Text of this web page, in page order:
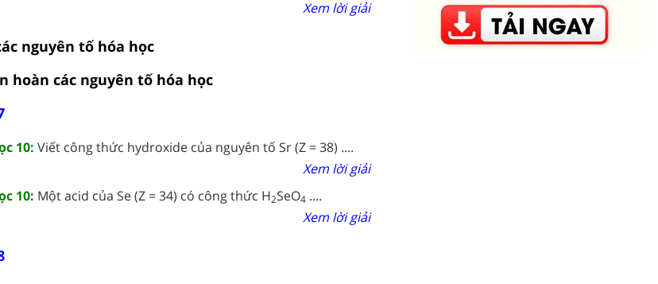
Xem lời giải
nguyên tố hóa học
hoàn các nguyên tố hóa học
10: Viết công thức hydroxide của nguyên tố Sr (Z = 38) ....
Xem lời giải
10: Một acid của Se (Z = 34) có công thức H2SeO4 ....
Xem lời giải